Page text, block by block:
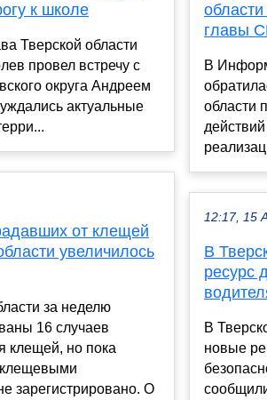
к школе
Тверской области
провел встречу с
округа Андреем
актуальные
от клещей
увеличилось
за неделю
16 случаев
клещей, но пока
зарегистрировано. О
главы
В
области
12:17, 15
В
ресурс
В
новые